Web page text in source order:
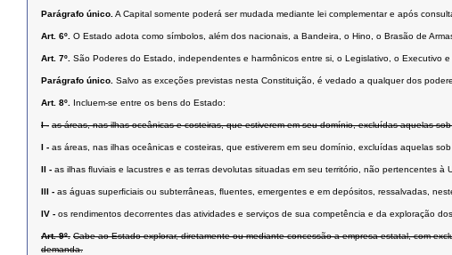
Parágrafo único. A Capital somente poderá ser mudada mediante lei complementar e após
Art. 6º. O Estado adota como símbolos, além dos nacionais, a Bandeira, o Hino, o Brasão de
Art. 7º. São Poderes do Estado, independentes e harmônicos entre si, o Legislativo, o Executivo e
Parágrafo único. Salvo as exceções previstas nesta Constituição, é vedado a qualquer dos
Art. 8º. Incluem-se entre os bens do Estado:
I - as áreas, nas ilhas oceânicas e costeiras, que estiverem em seu domínio, excluídas aquelas
I - as áreas, nas ilhas oceânicas e costeiras, que estiverem em seu domínio, excluídas aquelas
II - as ilhas ﬂuviais e lacustres e as terras devolutas situadas em seu território, não pertencentes à
III - as águas superﬁciais ou subterrâneas, ﬂuentes, emergentes e em depósitos, ressalvadas,
IV - os rendimentos decorrentes das atividades e serviços de sua competência e da exploração
Art. 9º. Cabe ao Estado explorar, diretamente ou mediante concessão a empresa estatal, com
demanda.